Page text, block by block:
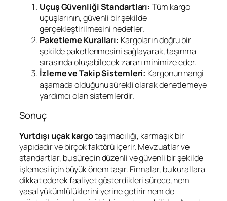
Uçuş Güvenliği Standartları: Tüm kargo
uçuşlarının, güvenli bir şekilde
gerçekleştirilmesini hedefler.
Paketleme Kuralları: Kargoların doğru bir
şekilde paketlenmesini sağlayarak, taşınma
sırasında oluşabilecek zararı minimize eder.
İzleme ve Takip Sistemleri: Kargonun hangi
aşamada olduğunu sürekli olarak denetlemeye
yardımcı olan sistemlerdir.
Sonuç
Yurtdışı uçak kargotaşımacılığı, karmaşık bir
yapıdadır ve birçok faktörü içerir. Mevzuatlar ve
standartlar, bu sürecin düzenli ve güvenli bir şekilde
işlemesi için büyük önem taşır. Firmalar, bu kurallara
dikkat ederek faaliyet gösterdikleri sürece, hem
yasal yükümlülüklerini yerine getirir hem de